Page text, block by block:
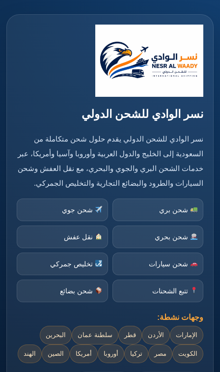
نسر الوادي للشحن الدولي
نسر الوادي للشحن الدولي يقدم حلول شحن متكاملة من
السعودية إلى الخليج والدول العربية وأوروبا وآسيا وأمريكا، عبر
خدمات الشحن البري والجوي والبحري، مع نقل العفش وشحن
السيارات والطرود والبضائع التجارية والتخليص الجمركي.
شحن بري شحن جوي
شحن بحري نقل عفش
شحن سيارات تخليص جمركي
تتبع الشحنات شحن بضائع
وجهات نشطة:
الإمارات الأردن قطر سلطنة عمان البحرين
الكويت مصر تركيا أوروبا أمريكا الصين الهند